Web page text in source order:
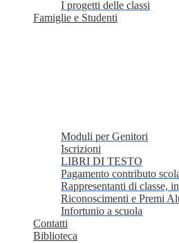
I progetti delle classi
Famiglie e Studenti
Moduli per Genitori
Iscrizioni
LIBRI DI TESTO
Pagamento contributo
Rappresentanti di classe,
Riconoscimenti e Premi
Infortunio a scuola
Contatti
Biblioteca